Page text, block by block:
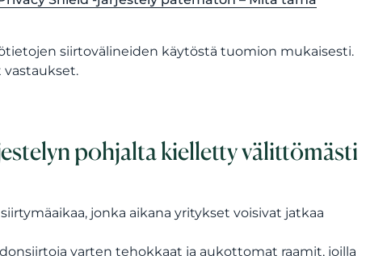
siirtovälineiden käytöstä tuomion mukaisesti.
pohjalta kielletty välittömästi
jonka aikana yritykset voisivat jatkaa
varten tehokkaat ja aukottomat raamit, joilla